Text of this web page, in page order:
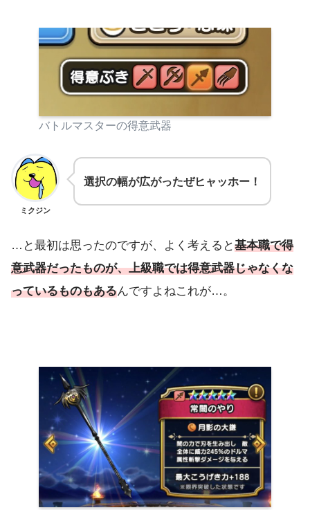
バトルマスターの得意武器
ミクジン
選択の幅が広がったぜヒャッホー！
…と最初は思ったのですが、よく考えると基本職で得
意武器だったものが、上級職では得意武器じゃなくな
っているものもあるんですよねこれが…。